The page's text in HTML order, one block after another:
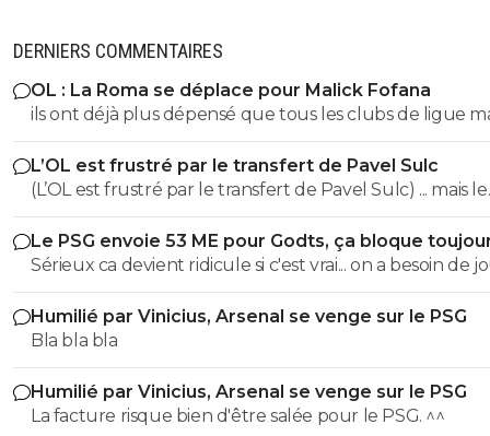
DERNIERS COMMENTAIRES
OL : La Roma se déplace pour Malick Fofana
ils ont déjà plus dépensé que tous les clubs de ligue
réunis hors quatar.. ils veulent juste profitez au
des clubs qui sont beaucoup plus mal lotis qu'eux
du plus fort tout simplement..
L’OL est frustré par le transfert de Pavel Sulc
(L’OL est frustré par le transfert de Pavel Sulc) ... mais le
public aussi commence a être frustré ... la vente de ces
"excellents" joueurs dont fait partie Pavel Sulc ... pour
récupérer quoi ? qui? À un moment donné il faudra
arriver a construire dans le long terme... et avec ,
avec , une équipe régulière ça finira par payer, mais là pour
l'instant, ???
Le PSG envoie 53 ME pour Godts, ça bloque
Sérieux ca devient ridicule si c'est vrai... on a besoin de
pour la supercoupe ! sérieux a 5 ou 7M€ pres, go !!
Humilié par Vinicius, Arsenal se venge sur le PSG
Bla bla bla
Humilié par Vinicius, Arsenal se venge sur le PSG
La facture risque bien d'être salée pour le PSG. ^^